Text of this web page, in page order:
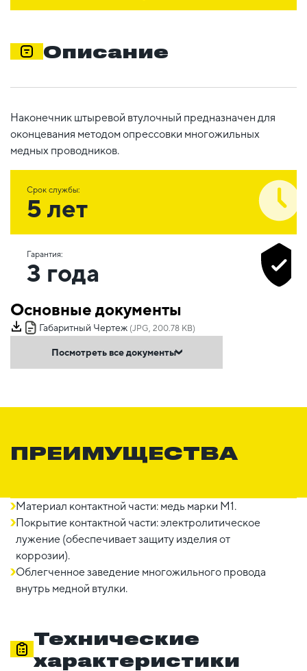
Описание
Наконечник штыревой втулочный предназначен для
оконцевания методом опрессовки многожильных
медных проводников.
Срок службы:
5 лет
Гарантия:
3 года
Основные документы
Габаритный Чертеж (JPG, 200.78 KB)
Посмотреть все документы
ПРЕИМУЩЕСТВА
Материал контактной части: медь марки М1.
Покрытие контактной части: электролитическое
лужение (обеспечивает защиту изделия от
коррозии).
Облегченное заведение многожильного провода
внутрь медной втулки.
Технические
характеристики